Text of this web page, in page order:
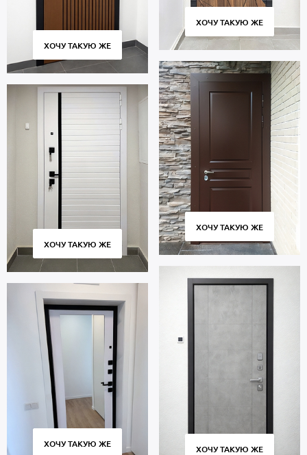
ХОЧУ ТАКУЮ ЖЕ
ХОЧУ ТАКУЮ ЖЕ
ХОЧУ ТАКУЮ ЖЕ
ХОЧУ ТАКУЮ ЖЕ
ХОЧУ ТАКУЮ ЖЕ
ХОЧУ ТАКУЮ ЖЕ